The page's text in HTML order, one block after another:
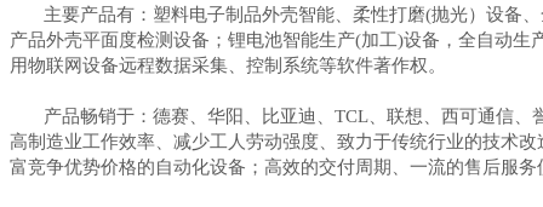
主要产品有：塑料电子制品外壳智能、柔性打磨(抛光）设备、
产品外壳平面度检测设备；锂电池智能生产(加工)设备，全自动
用物联网设备远程数据采集、控制系统等软件著作权。
产品畅销于：德赛、华阳、比亚迪、TCL、联想、西可通信、
高制造业工作效率、减少工人劳动强度、致力于传统行业的技术
富竞争优势价格的自动化设备；高效的交付周期、一流的售后服